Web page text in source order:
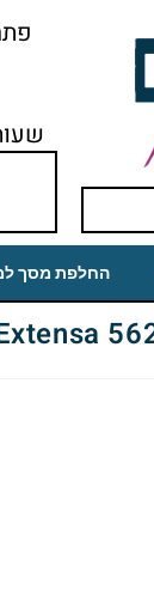
פתח
שעות
החלפת מסך